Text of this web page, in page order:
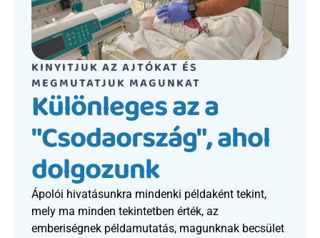
KINYITJUK AZ AJTÓKAT ÉS
MEGMUTATJUK MAGUNKAT
Különleges az a
"Csodaország", ahol
dolgozunk
Ápolói hivatásunkra mindenki példaként tekint,
mely ma minden tekintetben érték, az
emberiségnek példamutatás, magunknak becsület